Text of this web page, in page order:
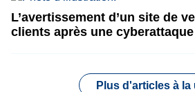
L’avertissement d’un site de
clients après une cyberattaque
Plus d'articles à la